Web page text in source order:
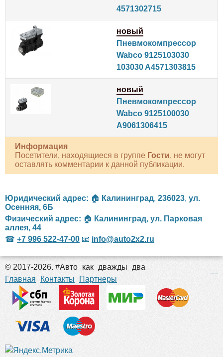
4571302715
новый
Пневмокомпрессор
Wabco 9125103030
103030 A4571303815
новый
Пневмокомпрессор
Wabco 9125100030
A9061306415
Информация
Посетители, находящиеся в группе Гости, не могут
оставлять комментарии к данной публикации.
Юридический адрес: 🏠 Калининград, 236023, ул.
Осенняя, 6Б
Физический адрес: 🏠 Калининград, ул. Парковая
аллея, 44
☎ +7 996 522-47-00 📧 info@auto2x2.ru
© 2017-2026. #Авто_как_дважды_два
Главная
Контакты Партнеры